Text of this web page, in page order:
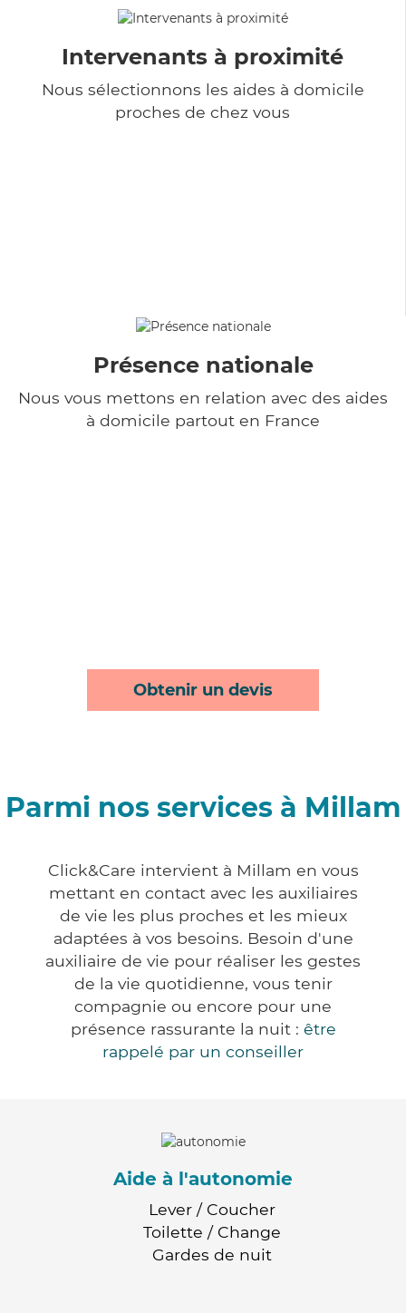
Intervenants à proximité
Nous sélectionnons les aides à domicile
proches de chez vous
Présence nationale
Nous vous mettons en relation avec des aides
à domicile partout en France
Obtenir un devis
Parmi nos services à Millam
Click&Care intervient à Millam en vous
mettant en contact avec les auxiliaires
de vie les plus proches et les mieux
adaptées à vos besoins. Besoin d'une
auxiliaire de vie pour réaliser les gestes
de la vie quotidienne, vous tenir
compagnie ou encore pour une
présence rassurante la nuit : être
rappelé par un conseiller
Aide à l'autonomie
Lever / Coucher
Toilette / Change
Gardes de nuit